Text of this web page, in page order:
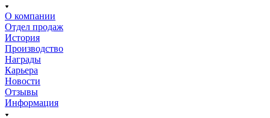
О компании
Отдел продаж
История
Производство
Награды
Карьера
Новости
Отзывы
Информация